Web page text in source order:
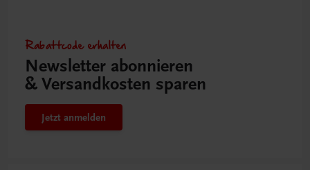
Rabattcode erhalten
Newsletter abonnieren
& Versandkosten sparen
Jetzt anmelden